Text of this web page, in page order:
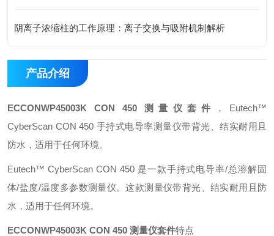
阴离子浓缩柱的工作原理：离子交换与吸附机制解析
产品介绍
ECCONWP45003K CON 450 测量仪套件
，Eutech™
CyberScan CON 450 手持式电导率测量仪带背光、结实耐用且
防水，适用于任何环境。
Eutech™ CyberScan CON 450 是一款手持式电导率/总溶解固
体/盐度/温度多参数测量仪。这款测量仪带背光、结实耐用且防
水，适用于任何环境。
ECCONWP45003K CON 450 测量仪套件特点